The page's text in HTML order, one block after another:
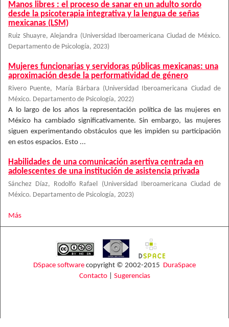
Manos libres : el proceso de sanar en un adulto sordo
desde la psicoterapia integrativa y la lengua de señas
mexicanas (LSM)
Ruiz Shuayre, Alejandra (Universidad Iberoamericana Ciudad de México.
Departamento de Psicología, 2023)
Mujeres funcionarias y servidoras públicas mexicanas: una
aproximación desde la performatividad de género
Rivero Puente, María Bárbara (Universidad Iberoamericana Ciudad de
México. Departamento de Psicología, 2022)
A lo largo de los años la representación política de las mujeres en
México ha cambiado significativamente. Sin embargo, las mujeres
siguen experimentando obstáculos que les impiden su participación
en estos espacios. Esto ...
Habilidades de una comunicación asertiva centrada en
adolescentes de una institución de asistencia privada
Sánchez Díaz, Rodolfo Rafael (Universidad Iberoamericana Ciudad de
México. Departamento de Psicología, 2023)
Más
DSpace software copyright © 2002-2015 DuraSpace
Contacto| Sugerencias